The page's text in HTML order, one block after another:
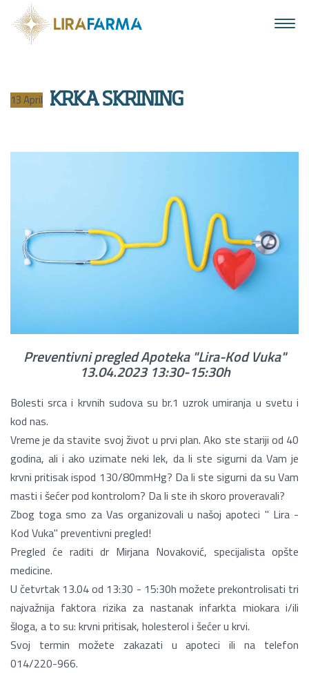
13April KRKA SKRINING
Preventivni pregled Apoteka "Lira-Kod Vuka"
13.04.2023 13:30-15:30h
Bolesti srca i krvnih sudova su br.1 uzrok umiranja u svetu i
kod nas.
Vreme je da stavite svoj život u prvi plan. Ako ste stariji od 40
godina, ali i ako uzimate neki lek, da li ste sigurni da Vam je
krvni pritisak ispod 130/80mmHg? Da li ste sigurni da su Vam
masti i šećer pod kontrolom? Da li ste ih skoro proveravali?
Zbog toga smo za Vas organizovali u našoj apoteci " Lira -
Kod Vuka" preventivni pregled!
Pregled će raditi dr Mirjana Novaković, specijalista opšte
medicine.
U četvrtak 13.04 od 13:30 - 15:30h možete prekontrolisati tri
najvažnija faktora rizika za nastanak infarkta miokara i/ili
šloga, a to su: krvni pritisak, holesterol i šećer u krvi.
Svoj termin možete zakazati u apoteci ili na telefon
014/220-966.